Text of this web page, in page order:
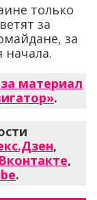
только
за
за
материал
.
,
Вконтакте,
.